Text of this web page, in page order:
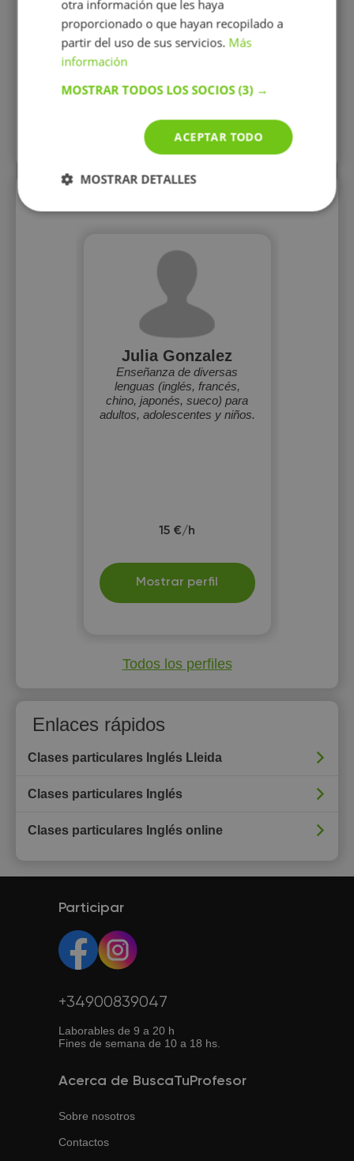
15 €/h
Mostrar perfil
Más perfiles similares
Julia Gonzalez
Enseñanza de diversas
lenguas (inglés, francés,
chino, japonés, sueco) para
adultos, adolescentes y niños.
15 €/h
Mostrar perfil
Todos los perfiles
Enlaces rápidos
Clases particulares Inglés Lleida
Clases particulares Inglés
Clases particulares Inglés online
Participar
+34900839047
Laborables de 9 a 20 h
Fines de semana de 10 a 18 hs.
Acerca de BuscaTuProfesor
Sobre nosotros
Contactos
otra información que les haya
proporcionado o que hayan recopilado a
partir del uso de sus servicios. Más
información
MOSTRAR TODOS LOS SOCIOS(3) →
ACEPTAR TODO
MOSTRAR DETALLES